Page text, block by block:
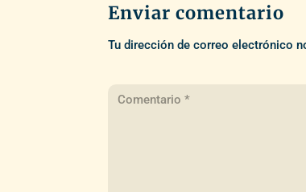
Enviar comentario
Tu dirección de correo electrónico